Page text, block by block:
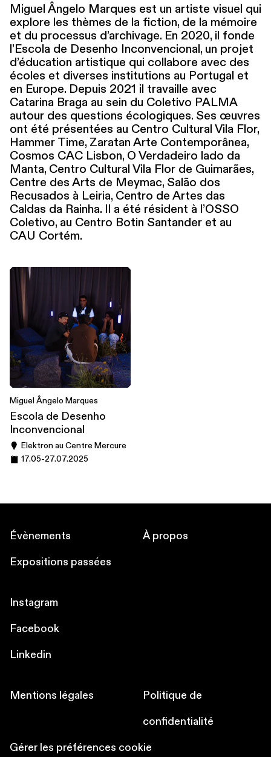
Miguel Ângelo Marques est un artiste visuel qui
explore les thèmes de la fiction, de la mémoire
et du processus d’archivage. En 2020, il fonde
l’Escola de Desenho Incon­ven­cional, un projet
d’éducation artistique qui collabore avec des
écoles et diverses insti­tu­tions au Portugal et
en Europe. Depuis 2021 il travaille avec
Catarina Braga au sein du Coletivo PALMA
autour des questions écologiques. Ses œuvres
ont été présentées au Centro Cultural Vila Flor,
Hammer Time, Zaratan Arte Con­tem­porânea,
Cosmos CAC Lisbon, O Verdadeiro lado da
Manta, Centro Cultural Vila Flor de Guimarães,
Centre des Arts de Meymac, Salão dos
Recusados à Leiria, Centro de Artes das
Caldas da Rainha. Il a été résident à l’OSSO
Coletivo, au Centro Botin Santander et au
CAU Cortém.
Escola de Desenho
Inconvencional
Miguel Ângelo Marques
Elektron au Centre Mercure
17.05-27.07.2025
Évènements
Expositions passées
À propos
Instagram
Facebook
Linkedin
Mentions légales
Politique de
confidentialité
Gérer les préférences cookie